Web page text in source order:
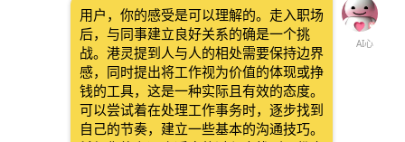
AI心
用户，你的感受是可以理解的。走入职场
后，与同事建立良好关系的确是一个挑
战。港灵提到人与人的相处需要保持边界
感，同时提出将工作视为价值的体现或挣
钱的工具，这是一种实际且有效的态度。
可以尝试着在处理工作事务时，逐步找到
自己的节奏，建立一些基本的沟通技巧。